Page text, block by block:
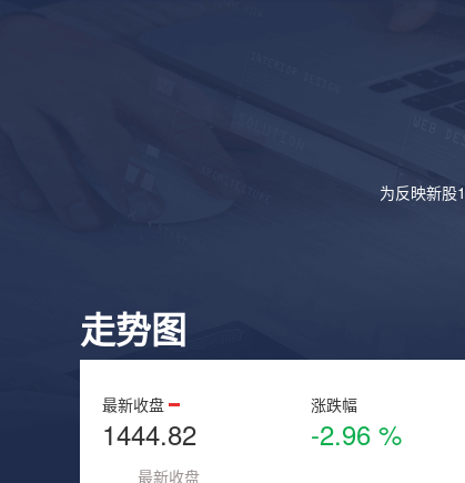
为反映新股
走势图
最新收盘
1444.82
涨跌幅
-2.96 %